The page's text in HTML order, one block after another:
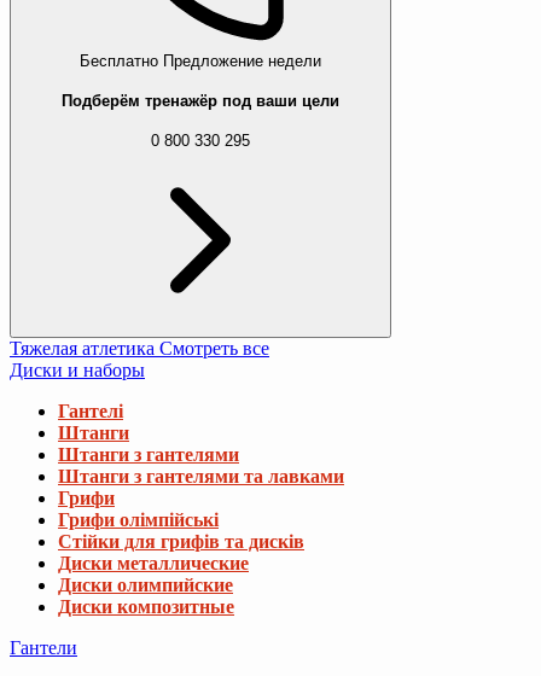
Бесплатно Предложение недели
Подберём тренажёр под ваши цели
0 800 330 295
Тяжелая атлетика Смотреть все
Диски и наборы
Гантелі
Штанги
Штанги з гантелями
Штанги з гантелями та лавками
Грифи
Грифи олімпійські
Стійки для грифів та дисків
Диски металлические
Диски олимпийские
Диски композитные
Гантели